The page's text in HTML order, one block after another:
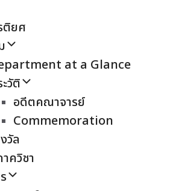
ติยศ
at a Glance
วัติ
อดีตคณาจารย์
Commemoration
วัล
ควิชา